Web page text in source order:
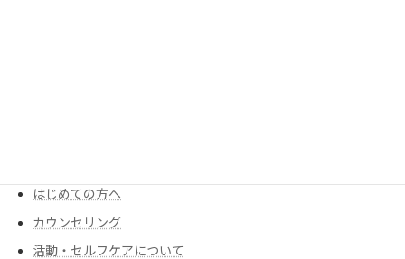
はじめての方へ
カウンセリング
活動・セルフケアについて